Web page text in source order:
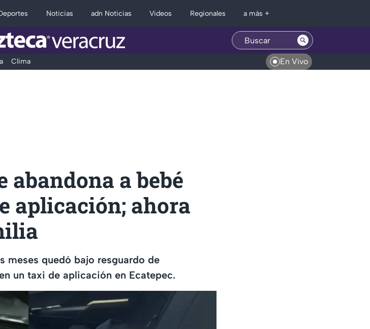
Noticias adn Noticias Videos Regionales a más +
Clima En Vivo
abandona a bebé
aplicación; ahora
meses quedó bajo resguardo de
un taxi de aplicación en Ecatepec.